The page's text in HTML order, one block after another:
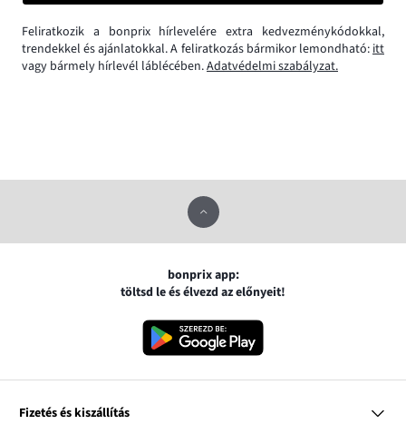
Feliratkozik a bonprix hírlevelére extra kedvezménykódokkal,
trendekkel és ajánlatokkal. A feliratkozás bármikor lemondható: itt
vagy bármely hírlevél láblécében.Adatvédelmi szabályzat.
bonprix app:
töltsd le és élvezd az előnyeit!
Fizetés és kiszállítás